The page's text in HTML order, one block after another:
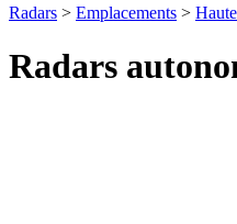
Radars > Emplacements >
Radars